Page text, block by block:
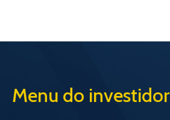
Menu do investidor